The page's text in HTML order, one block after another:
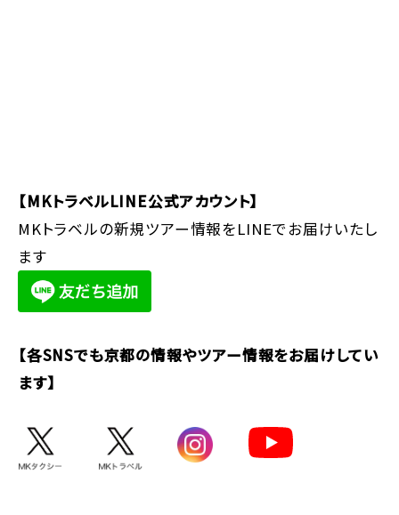
【MKトラベルLINE公式アカウント】
MKトラベルの新規ツアー情報をLINEでお届けいたし
ます
【各SNSでも京都の情報やツアー情報をお届けしてい
ます】